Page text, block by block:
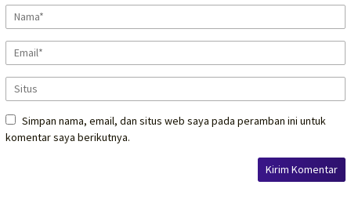
Simpan nama, email, dan situs web saya pada peramban ini untuk
komentar saya berikutnya.